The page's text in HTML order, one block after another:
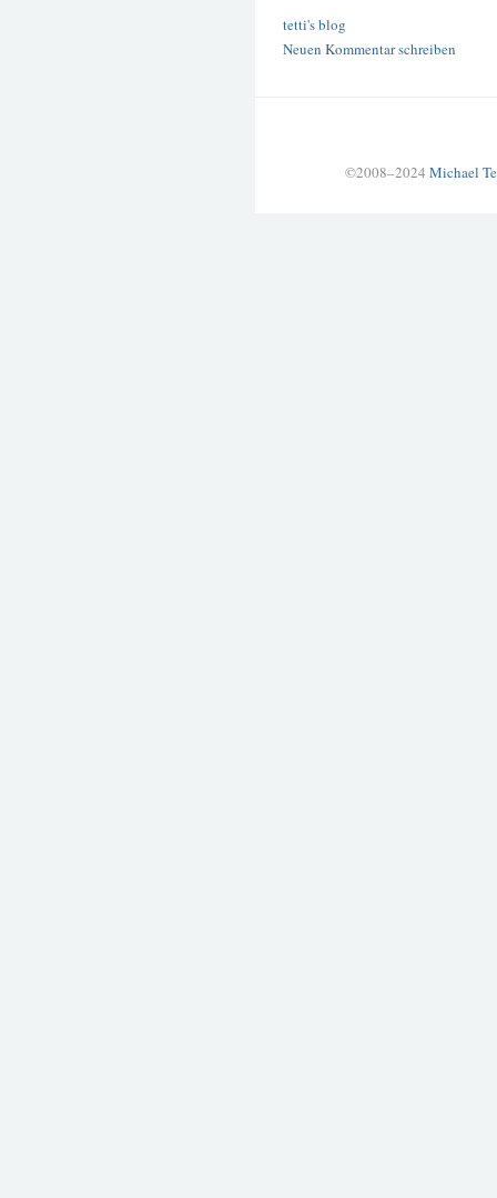
tetti's blog
Neuen Kommentar schreiben
©2008–2024 Michael